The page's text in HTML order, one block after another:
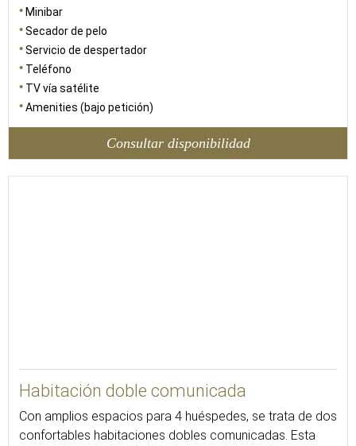
Minibar
Secador de pelo
Servicio de despertador
Teléfono
TV vía satélite
Amenities (bajo petición)
Consultar disponibilidad
Habitación doble comunicada
Con amplios espacios para 4 huéspedes, se trata de dos
confortables habitaciones dobles comunicadas. Esta